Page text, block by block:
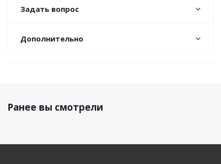
Задать вопрос
Дополнительно
Ранее вы смотрели